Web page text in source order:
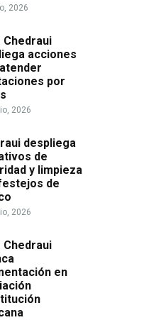
2026
Chedraui
acciones
por
2026
despliega
de
y limpieza
de
2026
Chedraui
en